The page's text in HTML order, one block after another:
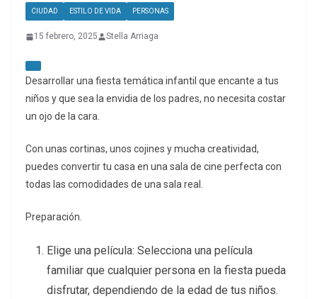
CIUDAD ESTILO DE VIDA PERSONAS
15 febrero, 2025 Stella Arriaga
Desarrollar una fiesta temática infantil que encante a tus
niños y que sea la envidia de los padres, no necesita costar
un ojo de la cara.
Con unas cortinas, unos cojines y mucha creatividad,
puedes convertir tu casa en una sala de cine perfecta con
todas las comodidades de una sala real.
Preparación.
Elige una película: Selecciona una película
familiar que cualquier persona en la fiesta pueda
disfrutar, dependiendo de la edad de tus niños.